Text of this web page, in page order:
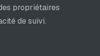
propriétaires
de suivi.